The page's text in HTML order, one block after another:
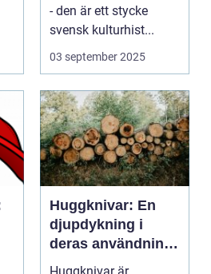
- den är ett stycke
svensk kulturhist...
03 september 2025
Huggknivar: En
djupdykning i
deras användning
och betydelse